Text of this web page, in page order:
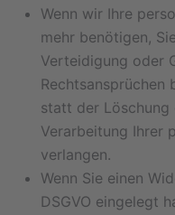
Wenn wir Ihre
mehr benötigen,
Verteidigung oder
Rechtsansprüchen
statt der Löschung
Verarbeitung Ihrer
verlangen.
Wenn Sie einen
DSGVO eingelegt